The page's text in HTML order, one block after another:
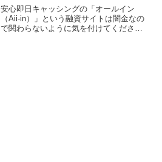
安心即日キャッシングの「オールイン
（Aii-in）」という融資サイトは闇金なの
で関わらないように気を付けてくださ